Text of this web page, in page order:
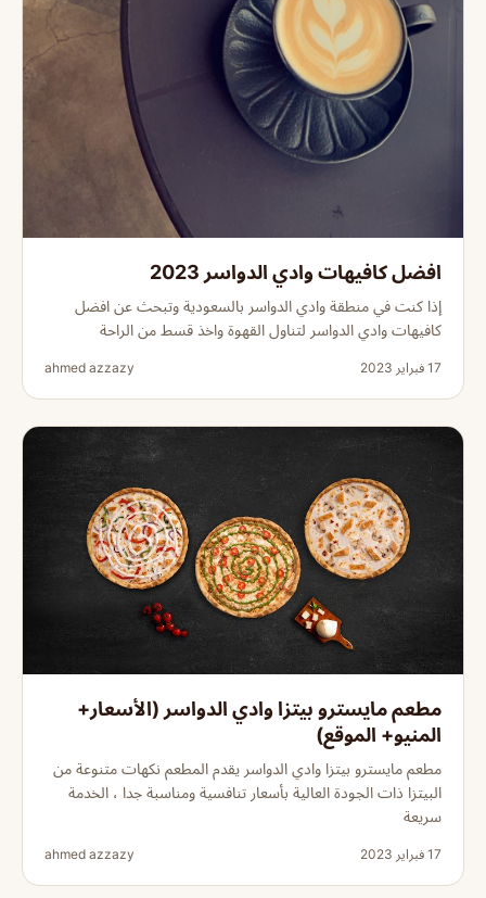
افضل كافيهات وادي الدواسر 2023
إذا كنت في منطقة وادي الدواسر بالسعودية وتبحث عن افضل
كافيهات وادي الدواسر لتناول القهوة واخذ قسط من الراحة
17 فبراير 2023 ahmed azzazy
مطعم مايسترو بيتزا وادي الدواسر (الأسعار+
المنيو+ الموقع)
مطعم مايسترو بيتزا وادي الدواسر يقدم المطعم نكهات متنوعة من
البيتزا ذات الجودة العالية بأسعار تنافسية ومناسبة جدا ، الخدمة
سريعة
17 فبراير 2023 ahmed azzazy